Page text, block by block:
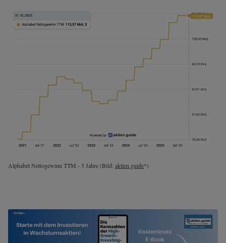
Alphabet Nettogewinn TTM - 5 Jahre (Bild: aktien.guide*)